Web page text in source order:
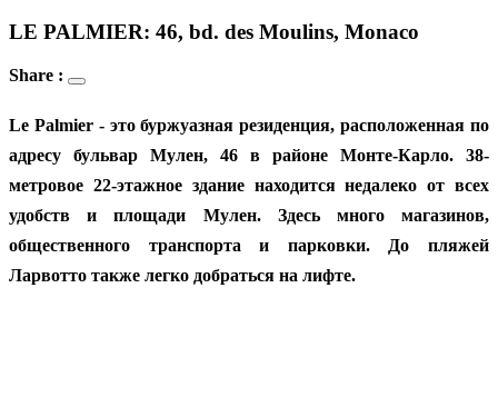
LE PALMIER: 46, bd. des Moulins, Monaco
Share :
Le Palmier - это буржуазная резиденция, расположенная по
адресу бульвар Мулен, 46 в районе Монте-Карло. 38-
метровое 22-этажное здание находится недалеко от всех
удобств и площади Мулен. Здесь много магазинов,
общественного транспорта и парковки. До пляжей
Ларвотто также легко добраться на лифте.